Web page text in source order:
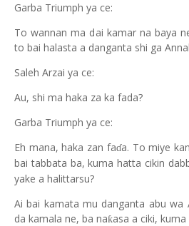
Garba Triumph ya ce:
To wannan ma dai kamar na baya
to bai halasta a danganta shi ga
Saleh Arzai ya ce:
Au, shi ma haka za ka fada?
Garba Triumph ya ce:
Eh mana, haka zan faɗa. To miye
bai tabbata ba, kuma hatta cikin
yake a halittarsu?
Ai bai kamata mu danganta abu wa
da kamala ne, ba naƙasa a ciki,